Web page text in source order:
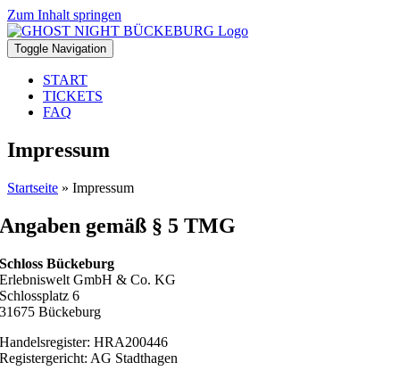
Zum Inhalt springen
Toggle Navigation
START
TICKETS
FAQ
Impressum
Startseite » Impressum
Angaben gemäß § 5 TMG
Schloss Bückeburg
Erlebniswelt GmbH & Co. KG
Schlossplatz 6
31675 Bückeburg
Handelsregister: HRA200446
Registergericht: AG Stadthagen